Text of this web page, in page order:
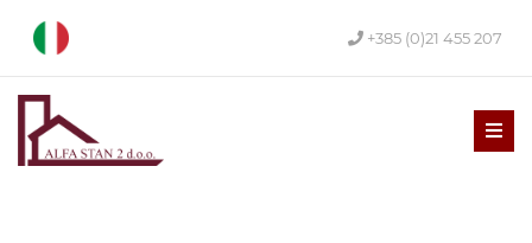
+385 (0)21 455 207